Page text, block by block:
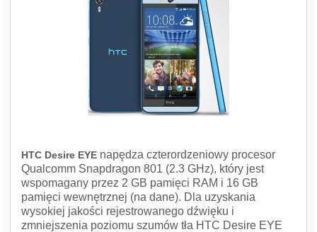
HTC Desire EYE napędza czterordzeniowy procesor
Qualcomm Snapdragon 801 (2.3 GHz), który jest
wspomagany przez 2 GB pamięci RAM i 16 GB
pamięci wewnętrznej (na dane). Dla uzyskania
wysokiej jakości rejestrowanego dźwięku i
zmniejszenia poziomu szumów tła HTC Desire EYE